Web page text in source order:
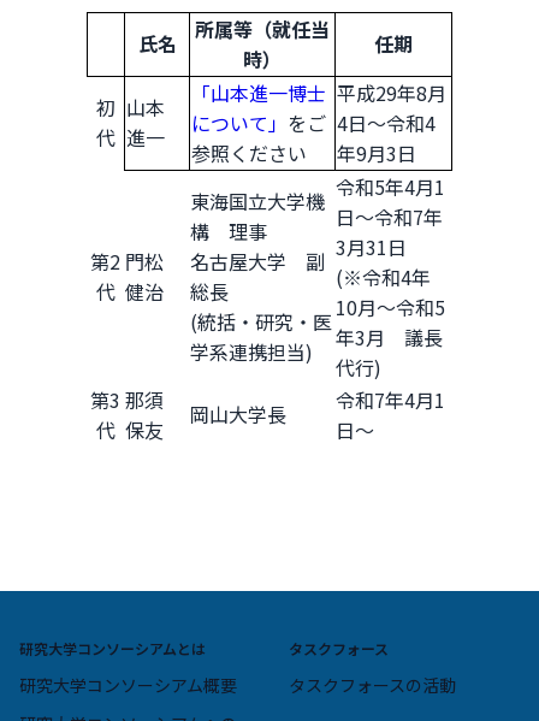
氏名
所属等（就任当
時）
任期
初
代
山本
進一
「山本進一博士
について」 をご
参照ください
平成29年8月
4日～令和4
年9月3日
第2
代
門松
健治
東海国立大学機
構 理事
名古屋大学 副
総長
(統括・研究・医
学系連携担当)
令和5年4月1
日～令和7年
3月31日
(※令和4年
10月～令和5
年3月 議長
代行)
第3
代
那須
保友
岡山大学長
令和7年4月1
日～
研究大学コンソーシアムとは
研究大学コンソーシアム概要
タスクフォース
タスクフォースの活動